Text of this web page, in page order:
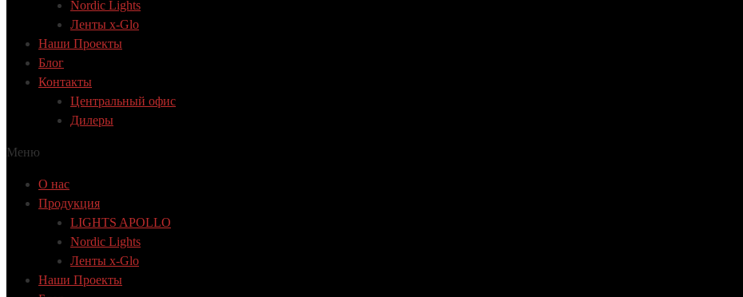
Nordic Lights
Ленты x-Glo
Наши Проекты
Блог
Контакты
Центральный офис
Дилеры
Меню
О нас
Продукция
LIGHTS APOLLO
Nordic Lights
Ленты x-Glo
Наши Проекты